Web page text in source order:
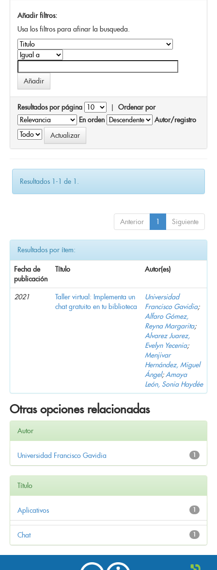
Añadir filtros:
Usa los filtros para afinar la busqueda.
Resultados por página | Ordenar por
En orden
Autor/registro
Resultados 1-1 de 1.
Anterior 1 Siguiente
Resultados por ítem:
Fecha de
publicación
Título Autor(es)
2021
Taller virtual: Implementa un
chat gratuito en tu biblioteca
Universidad
Francisco Gavidia;
Alfaro Gómez,
Reyna Margarita;
Alvarez Juarez,
Evelyn Yecenia;
Menjivar
Hernández, Miguel
Ángel; Amaya
León, Sonia Haydée
Otras opciones relacionadas
Autor
1
Universidad Francisco Gavidia
Título
1
Aplicativos
1
Chat